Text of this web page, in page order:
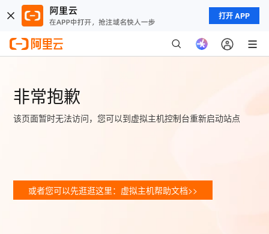
打开 APP
非常抱歉
该页面暂时无法访问，您可以到虚拟主机控制台重新启动站点
或者您可以先逛逛这里：虚拟主机帮助文档>>